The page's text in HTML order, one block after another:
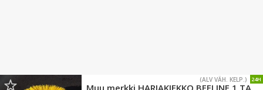
24H
(ALV VÄH. KELP.)